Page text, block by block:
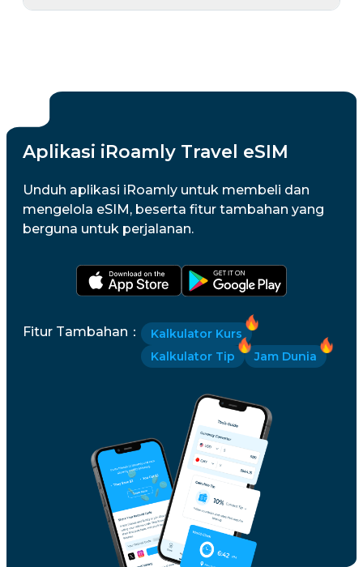
Aplikasi iRoamly Travel eSIM
Unduh aplikasi iRoamly untuk membeli dan
mengelola eSIM, beserta fitur tambahan yang
berguna untuk perjalanan.
Fitur Tambahan ：
Kalkulator Kurs
Kalkulator Tip
Jam Dunia